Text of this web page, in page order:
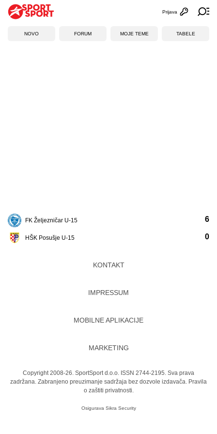
Otvori
Prijava
NOVO FORUM MOJE TEME TABELE
FK Željezničar U-15
HŠK Posušje U-15
6
0
KONTAKT
IMPRESSUM
MOBILNE APLIKACIJE
MARKETING
Copyright 2008-26. SportSport d.o.o. ISSN 2744-2195. Sva prava
zadržana. Zabranjeno preuzimanje sadržaja bez dozvole izdavača. Pravila
o zaštiti privatnosti.
Osigurava Sikra Security